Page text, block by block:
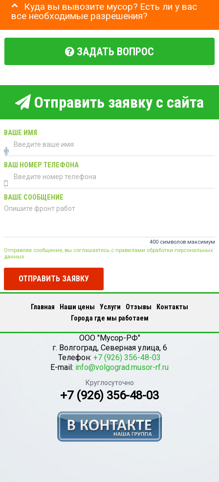
Куда вы вывозите мусор? Есть ли у вас
все необходимые разрешения?
ЗАДАТЬ ВОПРОС
Отправить заявку с сайта
ВАШЕ ИМЯ
ВАШ НОМЕР ТЕЛЕФОНА
ВАШЕ СООБЩЕНИЕ
400 символов максимум
Отправляя сообщение, вы соглашаетесь с правилами обработки персональных
данных
ОТПРАВИТЬ ЗАЯВКУ
Главная Наши цены Услуги Отзывы
Контакты
Города где мы работаем
ООО "Мусор-РФ"
г. Волгоград, Северная улица, 6
Телефон: +7 (926) 356-48-03
E-mail: info@volgograd.musor-rf.ru
Круглосуточно
+7 (926) 356-48-03